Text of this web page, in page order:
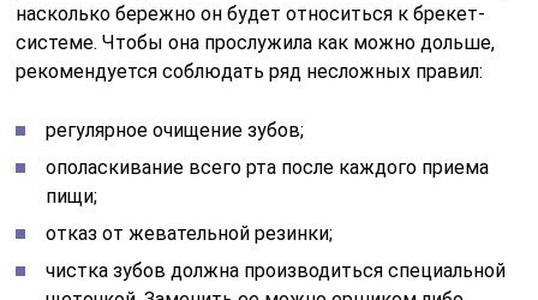
насколько бережно он будет относиться к брекет-
системе. Чтобы она прослужила как можно дольше,
рекомендуется соблюдать ряд несложных правил:
регулярное очищение зубов;
ополаскивание всего рта после каждого приема
пищи;
отказ от жевательной резинки;
чистка зубов должна производиться специальной